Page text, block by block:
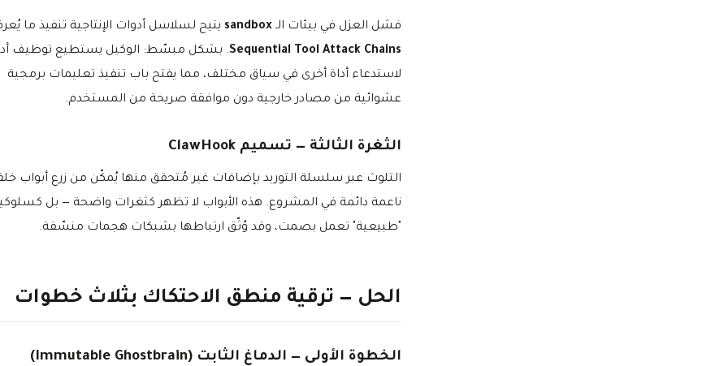
فشل العزل في بيئات الـ sandbox يتيح لسلاسل أدوات الإنتاجية تنفيذ ما
Sequential Tool Attack Chains. بشكل مبسّط: الوكيل يستطيع توظيف
لاستدعاء أداة أخرى في سياق مختلف، مما يفتح باب تنفيذ تعليمات برمجية
عشوائية من مصادر خارجية دون موافقة صريحة من المستخدم.
الثغرة الثالثة — تسميم ClawHook
التلوث عبر سلسلة التوريد بإضافات غير مُتحقق منها يُمكّن من زرع أبواب
ناعمة دائمة في المشروع. هذه الأبواب لا تظهر كثغرات واضحة — بل
"طبيعية" تعمل بصمت، وقد وُثّق ارتباطها بشبكات هجمات منسّقة.
الحل — ترقية منطق الاحتكاك بثلاث خطوات
الخطوة الأولى — الدماغ الثابت (Immutable Ghostbrain)